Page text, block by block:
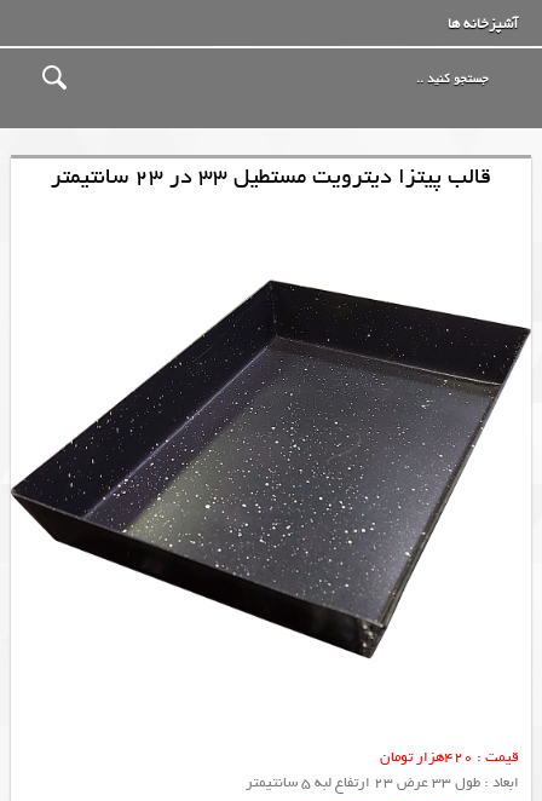
آشپزخانه ها
قالب پیتزا دیترویت مستطیل 33 در 23 سانتیمتر
قیمت : 420هزار تومان
ابعاد : طول 33 عرض 23 ارتفاع لبه 5 سانتیمتر